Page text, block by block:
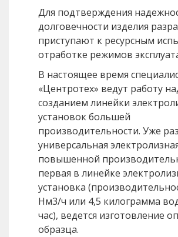
Для подтверждения
долговечности изделия
приступают к ресурсным
отработке режимов
В настоящее время
«Центротех» ведут работу
созданием линейки
установок большей
производительности. Уже
универсальная
повышенной
первая в линейке
установка
Нм3/ч или 4,5 килограмма
час), ведется изготовление
образца.